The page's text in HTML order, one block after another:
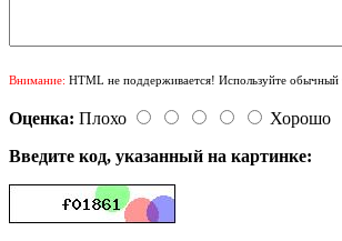
Внимание: HTML не поддерживается! Используйте обычный
Оценка: Плохо
Хорошо
Введите код, указанный на картинке: